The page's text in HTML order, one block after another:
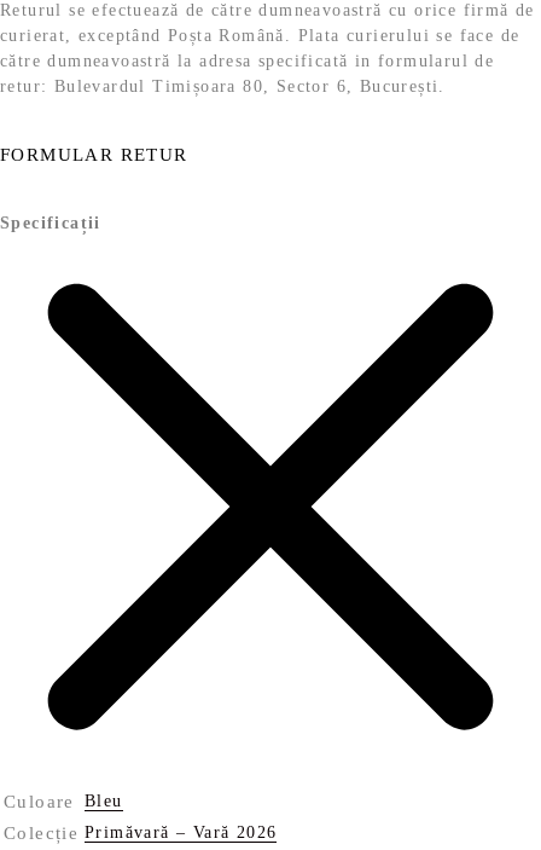
Returul se efectuează de către dumneavoastră cu orice firmă de
curierat, exceptând Poșta Română. Plata curierului se face de
către dumneavoastră la adresa specificată in formularul de
retur: Bulevardul Timișoara 80, Sector 6, București.
FORMULAR RETUR
Specificații
Culoare Bleu
Colecție Primăvară – Vară 2026